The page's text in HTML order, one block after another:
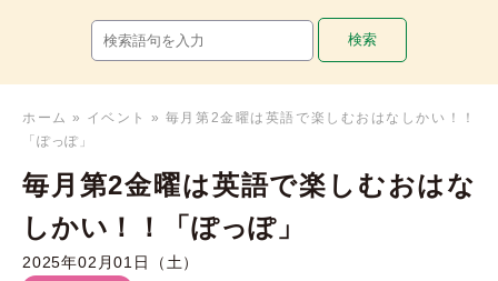
ホーム » イベント » 毎月第2金曜は英語で楽しむおはなしかい！！
「ぽっぽ」
毎月第2金曜は英語で楽しむおはな
しかい！！「ぽっぽ」
2025年02月01日（土）